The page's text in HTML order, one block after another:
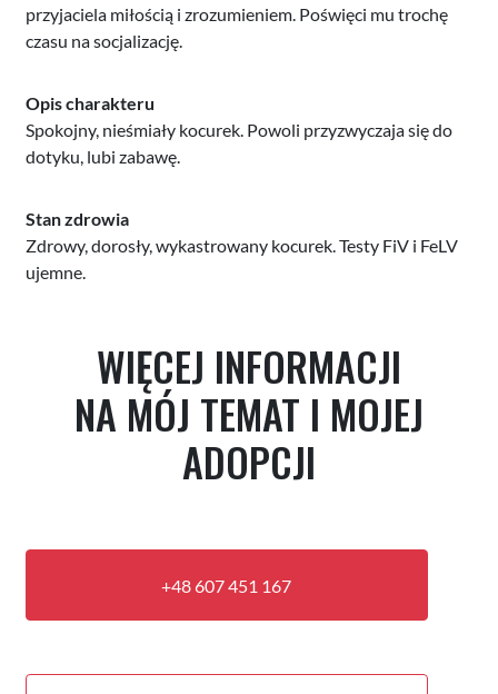
przyjaciela miłością i zrozumieniem. Poświęci mu trochę
czasu na socjalizację.
Opis charakteru
Spokojny, nieśmiały kocurek. Powoli przyzwyczaja się do
dotyku, lubi zabawę.
Stan zdrowia
Zdrowy, dorosły, wykastrowany kocurek. Testy FiV i FeLV
ujemne.
WIĘCEJ INFORMACJI
NA MÓJ TEMAT I MOJEJ
ADOPCJI
+48 607 451 167